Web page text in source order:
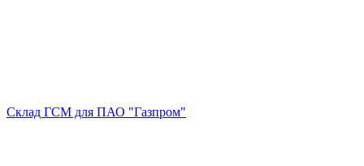
Склад ГСМ для ПАО "Газпром"